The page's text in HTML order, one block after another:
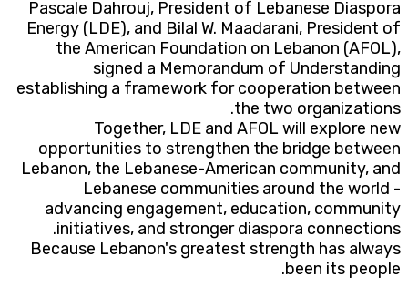
Pascale Dahrouj, President of Lebanese Diaspora
Energy (LDE), and Bilal W. Maadarani, President of
the American Foundation on Lebanon (AFOL),
signed a Memorandum of Understanding
establishing a framework for cooperation between
the two organizations.
Together, LDE and AFOL will explore new
opportunities to strengthen the bridge between
Lebanon, the Lebanese-American community, and
Lebanese communities around the world -
advancing engagement, education, community
initiatives, and stronger diaspora connections.
Because Lebanon's greatest strength has always
been its people.